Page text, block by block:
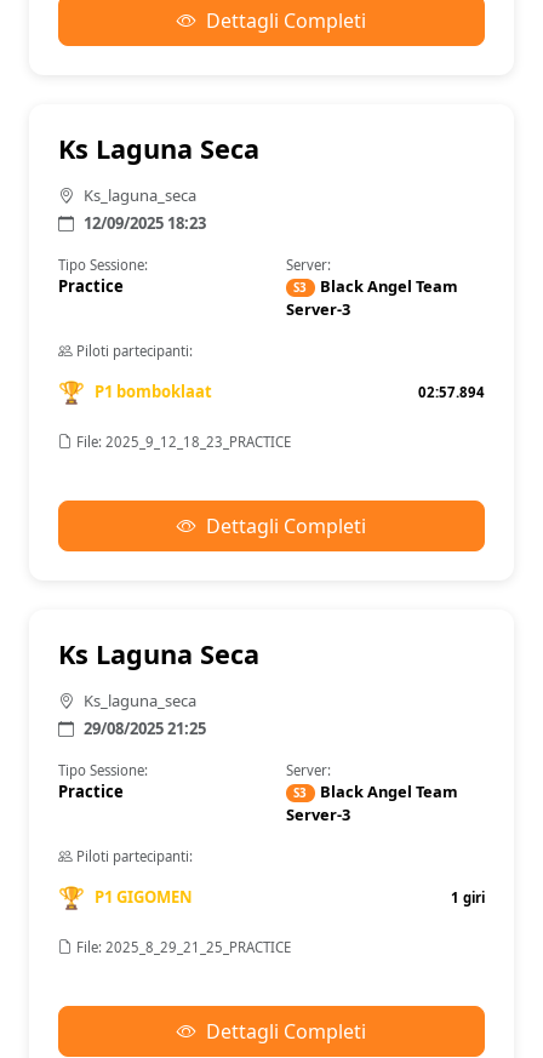
Dettagli Completi
Ks Laguna Seca
Ks_laguna_seca
12/09/2025 18:23
Tipo Sessione:
Practice
Server:
S3
Black Angel Team
Server-3
Piloti partecipanti:
🏆 P1 bomboklaat 02:57.894
File: 2025_9_12_18_23_PRACTICE
Dettagli Completi
Ks Laguna Seca
Ks_laguna_seca
29/08/2025 21:25
Tipo Sessione:
Practice
Server:
S3
Black Angel Team
Server-3
Piloti partecipanti:
🏆 P1 GIGOMEN 1 giri
File: 2025_8_29_21_25_PRACTICE
Dettagli Completi